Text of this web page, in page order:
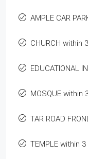
AMPLE CAR
CHURCH within
EDUCATIONAL
MOSQUE within
TAR ROAD
TEMPLE within 3